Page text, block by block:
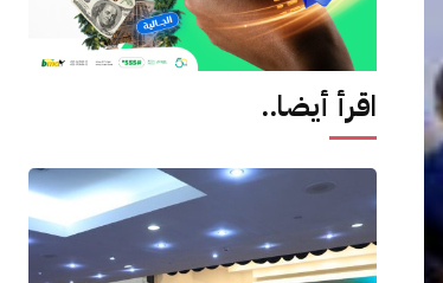
اقرأ أيضا..